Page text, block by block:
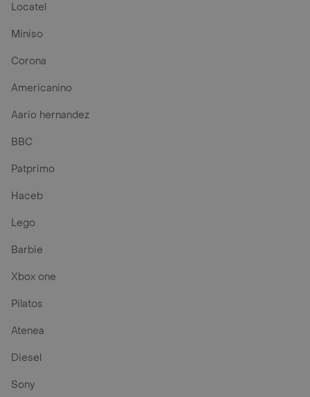
Locatel
Miniso
Corona
Americanino
Aario hernandez
BBC
Patprimo
Haceb
Lego
Barbie
Xbox one
Pilatos
Atenea
Diesel
Sony